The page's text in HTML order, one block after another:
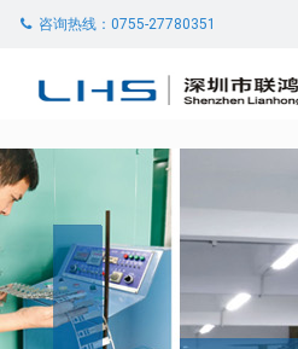
咨询热线：0755-27780351